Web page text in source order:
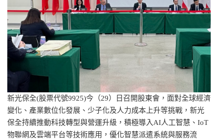
新光保全(股票代號9925)今（29）日召開股東會，面對全球經濟
變化、產業數位化發展、少子化及人力成本上升等挑戰，新光
保全持續推動科技轉型與營運升級，積極導入AI人工智慧、IoT
物聯網及雲端平台等技術應用，優化智慧派遣系統與服務流